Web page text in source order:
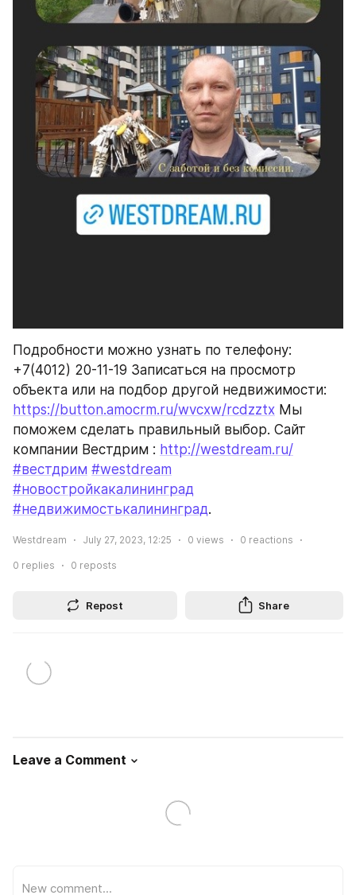
Подробности можно узнать по телефону:
+7(4012) 20-11-19 Записаться на просмотр
https://button.amocrm.ru/wvcxw/rcdzztx Мы
поможем сделать правильный выбор. Сайт
компании Вестдрим : http://westdream.ru/
#вестдрим #westdream
#новостройкакалининград
#недвижимостькалининград.
Westdream July 27, 2023, 12:25 0 views 0 reactions
0 replies 0 reposts
Repost Share
Leave a Comment